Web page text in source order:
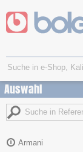
Auswahl
Armani